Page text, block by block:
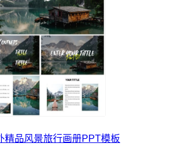
精品风景旅行画册PPT模板